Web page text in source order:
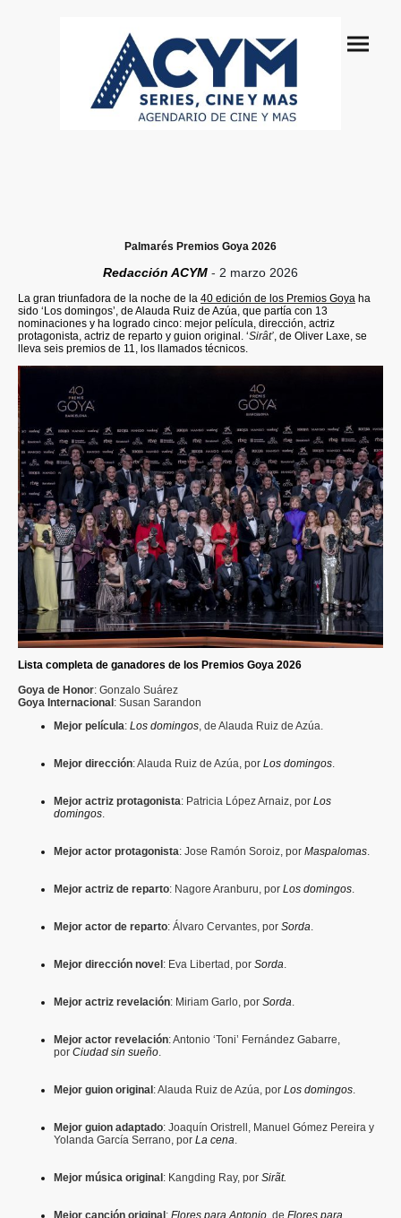
Palmarés Premios Goya 2026
Redacción ACYM - 2 marzo 2026
La gran triunfadora de la noche de la 40 edición de los Premios Goya ha
sido ‘Los domingos’, de Alauda Ruiz de Azúa, que partía con 13
nominaciones y ha logrado cinco: mejor película, dirección, actriz
protagonista, actriz de reparto y guion original. ‘Sirât’, de Oliver Laxe, se
lleva seis premios de 11, los llamados técnicos.
Lista completa de ganadores de los Premios Goya 2026
Goya de Honor: Gonzalo Suárez
Goya Internacional: Susan Sarandon
Mejor película: Los domingos, de Alauda Ruiz de Azúa.
Mejor dirección: Alauda Ruiz de Azúa, por Los domingos.
Mejor actriz protagonista: Patricia López Arnaiz, por Los
domingos.
Mejor actor protagonista: Jose Ramón Soroiz, por Maspalomas.
Mejor actriz de reparto: Nagore Aranburu, por Los domingos.
Mejor actor de reparto: Álvaro Cervantes, por Sorda.
Mejor dirección novel: Eva Libertad, por Sorda.
Mejor actriz revelación: Miriam Garlo, por Sorda.
Mejor actor revelación: Antonio ‘Toni’ Fernández Gabarre,
por Ciudad sin sueño.
Mejor guion original: Alauda Ruiz de Azúa, por Los domingos.
Mejor guion adaptado: Joaquín Oristrell, Manuel Gómez Pereira y
Yolanda García Serrano, por La cena.
Mejor música original: Kangding Ray, por Sirãt.
Mejor canción original: Flores para Antonio, de Flores para